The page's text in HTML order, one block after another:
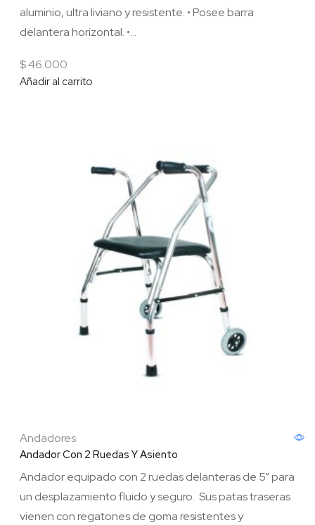
aluminio, ultra liviano y resistente. • Posee barra
delantera horizontal. •...
$46.000
Añadir al carrito
Andadores
Andador Con 2 Ruedas Y Asiento
Andador equipado con 2 ruedas delanteras de 5” para
un desplazamiento fluido y seguro. Sus patas traseras
vienen con regatones de goma resistentes y